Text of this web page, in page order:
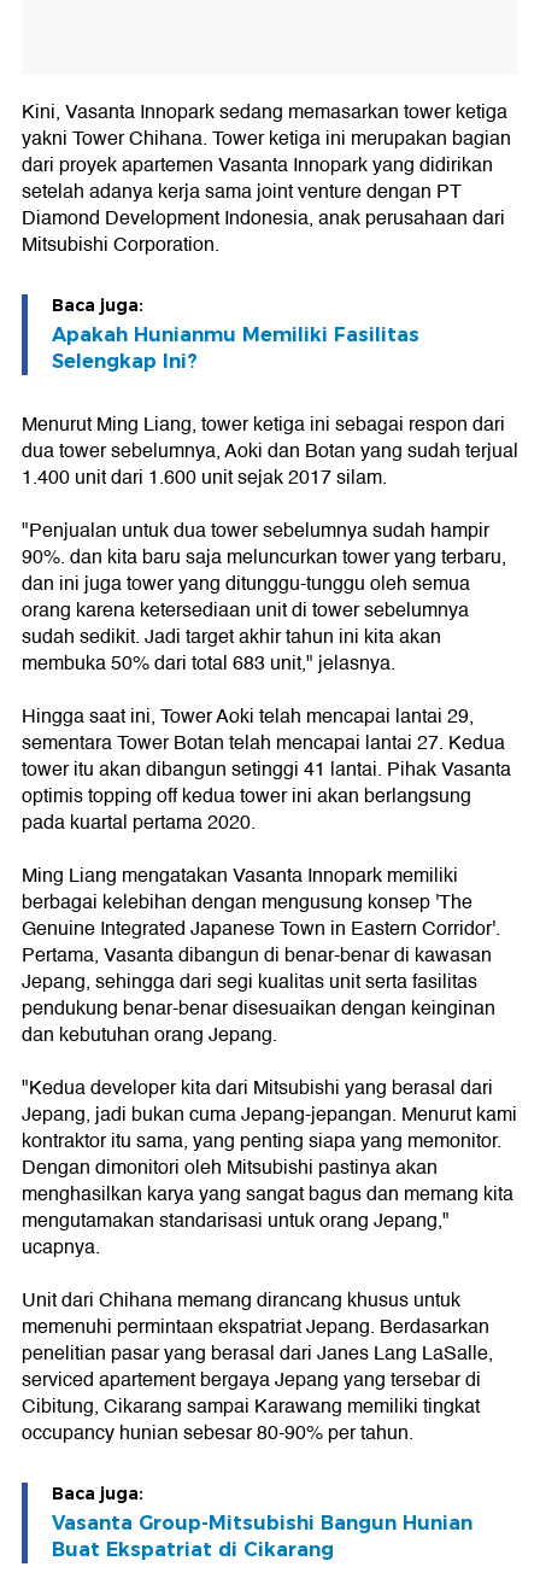
Kini, Vasanta Innopark sedang memasarkan tower ketiga
yakni Tower Chihana. Tower ketiga ini merupakan bagian
dari proyek apartemen Vasanta Innopark yang didirikan
setelah adanya kerja sama joint venture dengan PT
Diamond Development Indonesia, anak perusahaan dari
Mitsubishi Corporation.
Baca juga:
Apakah Hunianmu Memiliki Fasilitas
Selengkap Ini?
Menurut Ming Liang, tower ketiga ini sebagai respon dari
dua tower sebelumnya, Aoki dan Botan yang sudah terjual
1.400 unit dari 1.600 unit sejak 2017 silam.
"Penjualan untuk dua tower sebelumnya sudah hampir
90%. dan kita baru saja meluncurkan tower yang terbaru,
dan ini juga tower yang ditunggu-tunggu oleh semua
orang karena ketersediaan unit di tower sebelumnya
sudah sedikit. Jadi target akhir tahun ini kita akan
membuka 50% dari total 683 unit," jelasnya.
Hingga saat ini, Tower Aoki telah mencapai lantai 29,
sementara Tower Botan telah mencapai lantai 27. Kedua
tower itu akan dibangun setinggi 41 lantai. Pihak Vasanta
optimis topping off kedua tower ini akan berlangsung
pada kuartal pertama 2020.
Ming Liang mengatakan Vasanta Innopark memiliki
berbagai kelebihan dengan mengusung konsep 'The
Genuine Integrated Japanese Town in Eastern Corridor'.
Pertama, Vasanta dibangun di benar-benar di kawasan
Jepang, sehingga dari segi kualitas unit serta fasilitas
pendukung benar-benar disesuaikan dengan keinginan
dan kebutuhan orang Jepang.
"Kedua developer kita dari Mitsubishi yang berasal dari
Jepang, jadi bukan cuma Jepang-jepangan. Menurut kami
kontraktor itu sama, yang penting siapa yang memonitor.
Dengan dimonitori oleh Mitsubishi pastinya akan
menghasilkan karya yang sangat bagus dan memang kita
mengutamakan standarisasi untuk orang Jepang,"
ucapnya.
Unit dari Chihana memang dirancang khusus untuk
memenuhi permintaan ekspatriat Jepang. Berdasarkan
penelitian pasar yang berasal dari Janes Lang LaSalle,
serviced apartement bergaya Jepang yang tersebar di
Cibitung, Cikarang sampai Karawang memiliki tingkat
occupancy hunian sebesar 80-90% per tahun.
Baca juga:
Vasanta Group-Mitsubishi Bangun Hunian
Buat Ekspatriat di Cikarang